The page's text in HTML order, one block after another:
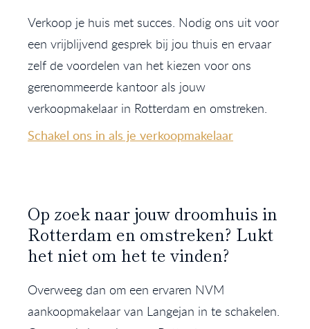
Verkoop je huis met succes. Nodig ons uit voor
een vrijblijvend gesprek bij jou thuis en ervaar
zelf de voordelen van het kiezen voor ons
gerenommeerde kantoor als jouw
verkoopmakelaar in Rotterdam en omstreken.
Schakel ons in als je verkoopmakelaar
Op zoek naar jouw droomhuis in
Rotterdam en omstreken? Lukt
het niet om het te vinden?
Overweeg dan om een ervaren NVM
aankoopmakelaar van Langejan in te schakelen.